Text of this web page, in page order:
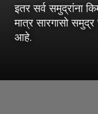
इतर सर्व समुद्रांना
मात्र सारगासो
आहे.